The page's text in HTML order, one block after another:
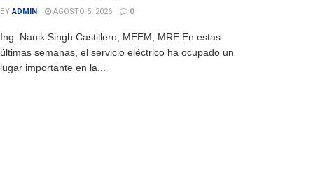
BY ADMIN AGOSTO 5, 2026 0
Ing. Nanik Singh Castillero, MEEM, MRE En estas
últimas semanas, el servicio eléctrico ha ocupado un
lugar importante en la...